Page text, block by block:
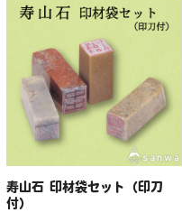
寿山石 印材袋セット（印刀
付）